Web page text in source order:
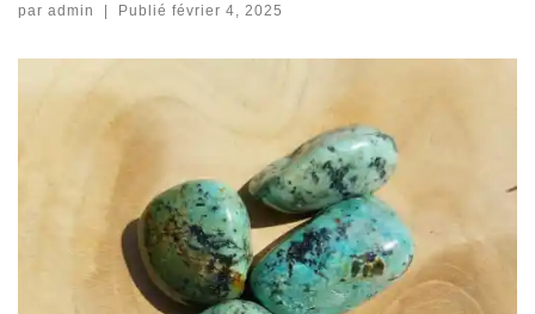
par admin | Publié février 4, 2025